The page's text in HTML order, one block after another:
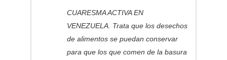
CUARESMA ACTIVA EN
VENEZUELA. Trata que los desechos
de alimentos se puedan conservar
para que los que comen de la basura